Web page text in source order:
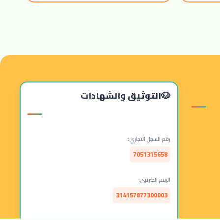
التوثيق والشهادات
رقم السجل التجاري:
7051315658
الرقم الضريبي:
314157877300003